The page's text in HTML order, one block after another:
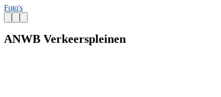
Foto's
ANWB Verkeerspleinen